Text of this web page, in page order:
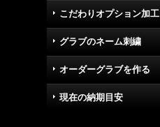
こだわりオプション加工
グラブのネーム刺繍
オーダーグラブを作る
現在の納期目安